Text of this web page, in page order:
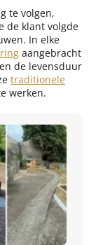
te volgen,
de klant volgde
In elke
aangebracht
de levensduur
traditionele
werken.